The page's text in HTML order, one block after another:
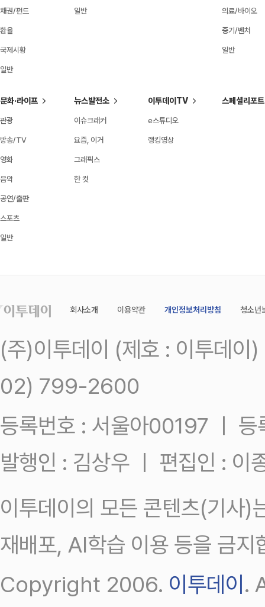
채권/펀드
환율
국제시황
일반
일반 의료/바이오
중기/벤처
일반
문화·라이프
관광
방송/TV
영화
음악
공연/출판
스포츠
일반
뉴스발전소
이슈크래커
요즘, 이거
그래픽스
한 컷
이투데이TV
e스튜디오
랭킹영상
스페셜리포트
회사소개 이용약관 개인정보처리방침 청소년
(주)이투데이 (제호 : 이투데
02) 799-2600
등록번호 : 서울아00197 ㅣ
발행인 : 김상우 ㅣ 편집인 : 이
이투데이의 모든 콘텐츠(기사)
재배포, AI학습 이용 등을 금지
Copyright 2006. 이투데이.